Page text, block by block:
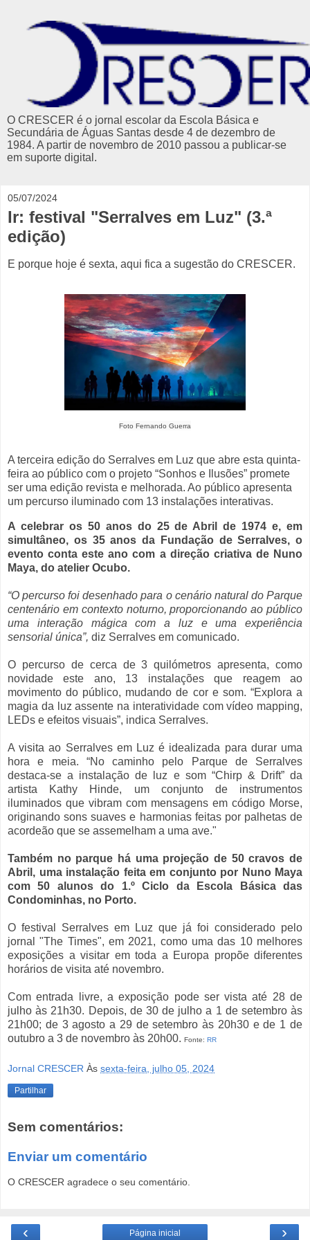
O CRESCER é o jornal escolar da Escola Básica e
Secundária de Águas Santas desde 4 de dezembro de
1984. A partir de novembro de 2010 passou a publicar-se
em suporte digital.
05/07/2024
Ir: festival "Serralves em Luz" (3.ª
edição)
E porque hoje é sexta, aqui fica a sugestão do CRESCER.
Foto Fernando Guerra
A terceira edição do Serralves em Luz que abre esta quinta-
feira ao público com o projeto “Sonhos e Ilusões” promete
ser uma edição revista e melhorada. Ao público apresenta
um percurso iluminado com 13 instalações interativas.
A celebrar os 50 anos do 25 de Abril de 1974 e, em
simultâneo, os 35 anos da Fundação de Serralves, o
evento conta este ano com a direção criativa de Nuno
Maya, do atelier Ocubo.
“O percurso foi desenhado para o cenário natural do Parque
centenário em contexto noturno, proporcionando ao público
uma interação mágica com a luz e uma experiência
sensorial única”, diz Serralves em comunicado.
O percurso de cerca de 3 quilómetros apresenta, como
novidade este ano, 13 instalações que reagem ao
movimento do público, mudando de cor e som. “Explora a
magia da luz assente na interatividade com vídeo mapping,
LEDs e efeitos visuais”, indica Serralves.
A visita ao Serralves em Luz é idealizada para durar uma
hora e meia. “No caminho pelo Parque de Serralves
destaca-se a instalação de luz e som “Chirp & Drift” da
artista Kathy Hinde, um conjunto de instrumentos
iluminados que vibram com mensagens em código Morse,
originando sons suaves e harmonias feitas por palhetas de
acordeão que se assemelham a uma ave."
Também no parque há uma projeção de 50 cravos de
Abril, uma instalação feita em conjunto por Nuno Maya
com 50 alunos do 1.º Ciclo da Escola Básica das
Condominhas, no Porto.
O festival Serralves em Luz que já foi considerado pelo
jornal "The Times", em 2021, como uma das 10 melhores
exposições a visitar em toda a Europa propõe diferentes
horários de visita até novembro.
Com entrada livre, a exposição pode ser vista até 28 de
julho às 21h30. Depois, de 30 de julho a 1 de setembro às
21h00; de 3 agosto a 29 de setembro às 20h30 e de 1 de
outubro a 3 de novembro às 20h00. Fonte: RR
Jornal CRESCER Às sexta-feira, julho 05, 2024
Partilhar
Sem comentários:
Enviar um comentário
O CRESCER agradece o seu comentário.
‹ ›
Página inicial